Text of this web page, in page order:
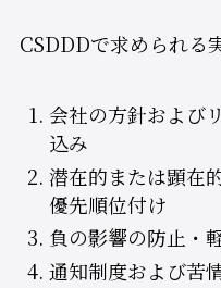
CSDDDで求められる
会社の方針および
込み
潜在的または顕在
優先順位付け
負の影響の防止・
通知制度および苦